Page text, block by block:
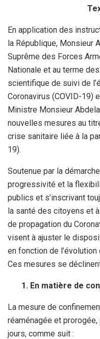
En application des
la République, Monsieur
Suprême des Forces
Nationale et au terme
scientifique de suivi de
Coronavirus (COVID-19)
Ministre Monsieur
nouvelles mesures au
crise sanitaire liée à la
19).
Soutenue par la
progressivité et la
publics et s’inscrivant
la santé des citoyens et
de propagation du
visent à ajuster le
en fonction de
Ces mesures se
1. En matière de
La mesure de
réaménagée et
jours, comme suit :